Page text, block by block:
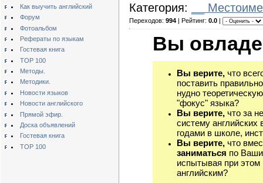
Как выучить английский
Форум
Фотоальбом
Рефераты по языкам
Гостевая книга
TOP 100
Методы.
Методики.
Новости языков
Новости английского
Прямой эфир.
Доска объявлений
Гостевая книга
TOP 100
Категория:
__
Переходов: 994 | Рейтинг: 0.0 |
Вы
Вы верите, что
поставить
нудно
"фокус" языка?
Вы верите, что за
систему
годами в школе,
Вы верите, что
заниматься по
испытывая при этом
английским?